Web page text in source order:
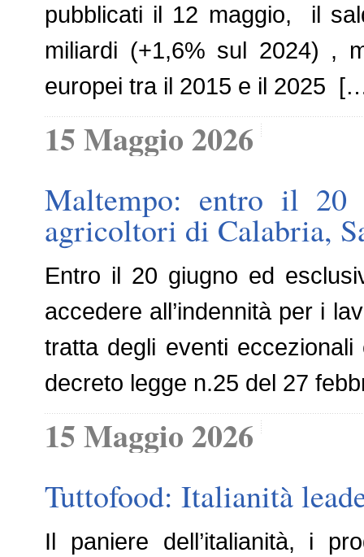
pubblicati il 12 maggio, il
miliardi (+1,6% sul 2024) ,
europei tra il 2015 e il 2025
15 Maggio 2026
Maltempo: entro il 20
agricoltori di Calabria,
Entro il 20 giugno ed
accedere all’indennità per i
tratta degli eventi
decreto legge n.25 del 27
15 Maggio 2026
Tuttofood: Italianità
Il paniere dell’italianità, i